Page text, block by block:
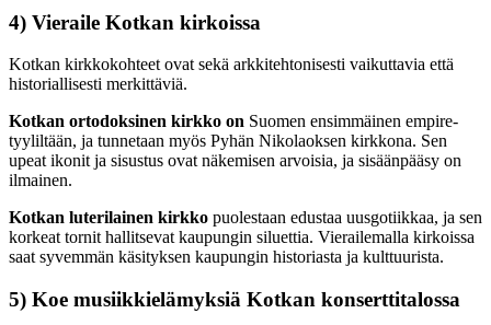
4) Vieraile Kotkan kirkoissa
Kotkan kirkkokohteet ovat sekä arkkitehtonisesti vaikuttavia että
historiallisesti merkittäviä.
Kotkan ortodoksinen kirkko on Suomen ensimmäinen empire-
tyyliltään, ja tunnetaan myös Pyhän Nikolaoksen kirkkona. Sen
upeat ikonit ja sisustus ovat näkemisen arvoisia, ja sisäänpääsy on
ilmainen.
Kotkan luterilainen kirkko puolestaan edustaa uusgotiikkaa, ja sen
korkeat tornit hallitsevat kaupungin siluettia. Vierailemalla kirkoissa
saat syvemmän käsityksen kaupungin historiasta ja kulttuurista.
5) Koe musiikkielämyksiä Kotkan konserttitalossa